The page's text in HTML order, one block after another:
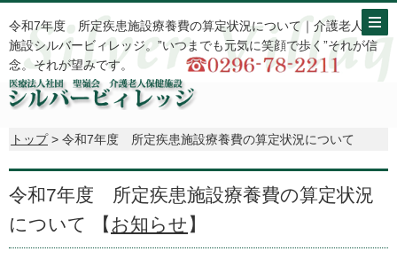
令和7年度 所定疾患施設療養費の算定状況について｜介護老人保健
施設シルバービィレッジ。”いつまでも元気に笑顔で歩く”それが信
念。それが望みです。
トップ> 令和7年度 所定疾患施設療養費の算定状況について
令和7年度 所定疾患施設療養費の算定状況
について 【 お知らせ 】